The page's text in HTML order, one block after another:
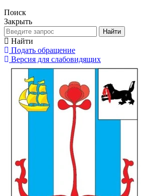
Поиск
Закрыть
Найти
Найти
Подать обращение
Версия для слабовидящих